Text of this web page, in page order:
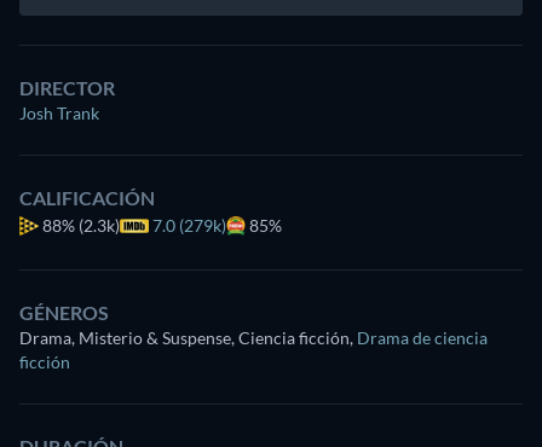
DIRECTOR
Josh Trank
CALIFICACIÓN
88% (2.3k) 7.0 (279k) 85%
GÉNEROS
Drama, Misterio & Suspense, Ciencia ficción, Drama de ciencia
ficción